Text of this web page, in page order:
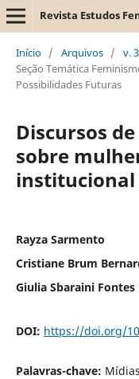
Revista Estudos
Início / Arquivos / v.
Seção Temática
Possibilidades Futuras
Discursos
sobre
institucional
Rayza Sarmento
Cristiane Brum
Giulia Sbaraini Fontes
DOI: https://doi.org/
Palavras-chave: